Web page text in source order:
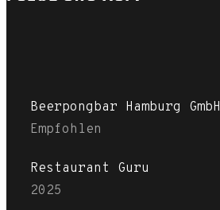
Beerpongbar Hamburg GmbH
Empfohlen
Restaurant Guru
2025